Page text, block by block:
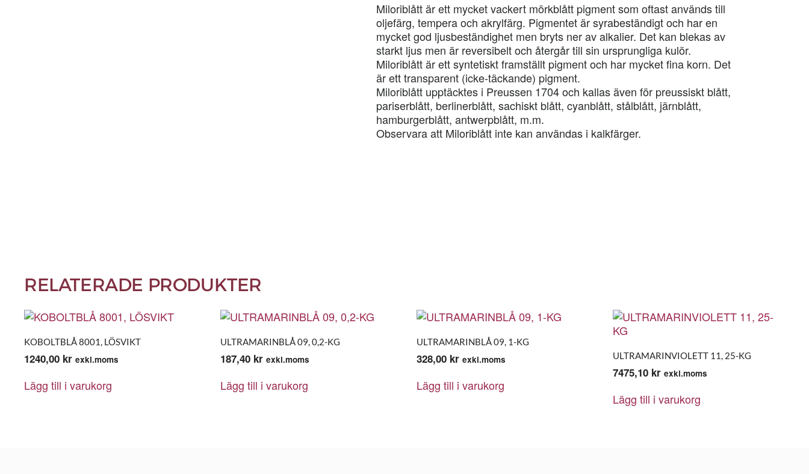
Miloriblått är ett mycket vackert mörkblått pigment som oftast används till
oljefärg, tempera och akrylfärg. Pigmentet är syrabeständigt och har en
mycket god ljusbeständighet men bryts ner av alkalier. Det kan blekas av
starkt ljus men är reversibelt och återgår till sin ursprungliga kulör.
Miloriblått är ett syntetiskt framställt pigment och har mycket fina korn. Det
är ett transparent (icke-täckande) pigment.
Miloriblått upptäcktes i Preussen 1704 och kallas även för preussiskt blått,
pariserblått, berlinerblått, sachiskt blått, cyanblått, stålblått, järnblått,
hamburgerblått, antwerpblått, m.m.
Observara att Miloriblått inte kan användas i kalkfärger.
RELATERADE PRODUKTER
KOBOLTBLÅ 8001, LÖSVIKT
1240,00 kr exkl.moms
Lägg till i varukorg
ULTRAMARINBLÅ 09, 0,2-KG
187,40 kr exkl.moms
Lägg till i varukorg
ULTRAMARINBLÅ 09, 1-KG
328,00 kr exkl.moms
Lägg till i varukorg
ULTRAMARINVIOLETT 11, 25-KG
7475,10 kr exkl.moms
Lägg till i varukorg